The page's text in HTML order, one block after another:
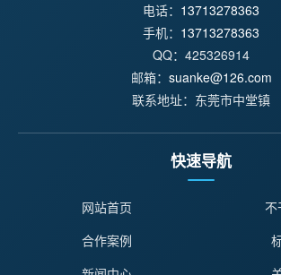
电话： 13713278363
手机： 13713278363
QQ：425326914
邮箱： suanke@126.com
联系地址：东莞市中堂镇
快速导航
网站首页
不
合作案例